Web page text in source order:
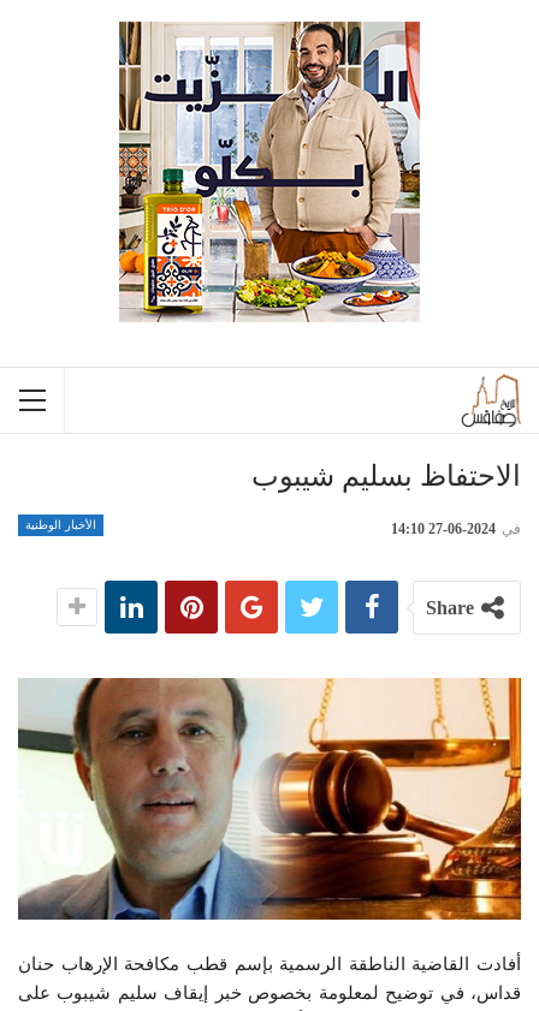
الاحتفاظ بسليم شيبوب
الأخبار الوطنية في 2024-06-27 14:10
Share
أفادت القاضية الناطقة الرسمية بإسم قطب مكافحة الإرهاب حنان
قداس، في توضيح لمعلومة بخصوص خبر إيقاف سليم شيبوب على